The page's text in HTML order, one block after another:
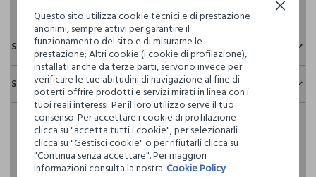
Sostenibilità e trasparenza
Sicurezza
Il 100% dei nostri articoli viene sottoposto a test chimico-
fisici, per verificarne il rispetto dei limiti che abbiamo
definito per l’uso di sostanze chimiche, talvolta anche più
restrittivi rispetto a quelli previsti dalla normativa
internazionale.
Clicca qui per vedere i dettagli
Spedizione e resi
Hai fino a 30 giorni dalla consegna del tuo ordine online per
cambiare idea e restituire i prodotti che hai acquistato.
Questo sito utilizza cookie tecnici e di prestazione
anonimi, sempre attivi per garantire il
funzionamento del sito e di misurarne le
prestazione; Altri cookie (i cookie di profilazione),
installati anche da terze parti, servono invece per
verificare le tue abitudini di navigazione al fine di
poterti offrire prodotti e servizi mirati in linea con i
tuoi reali interessi. Per il loro utilizzo serve il tuo
consenso. Per accettare i cookie di profilazione
clicca su "accetta tutti i cookie", per selezionarli
clicca su "Gestisci cookie" o per rifiutarli clicca su
"Continua senza accettare". Per maggiori
informazioni consulta la nostra Cookie Policy
Continua senza accettare